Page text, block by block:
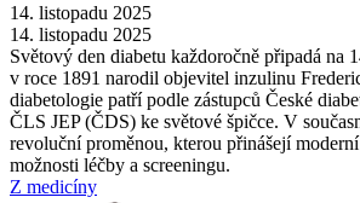
14. listopadu 2025
14. listopadu 2025
Světový den diabetu každoročně připadá na
v roce 1891 narodil objevitel inzulinu
diabetologie patří podle zástupců České
ČLS JEP (ČDS) ke světové špičce. V
revoluční proměnou, kterou přinášejí
možnosti léčby a screeningu.
Z medicíny